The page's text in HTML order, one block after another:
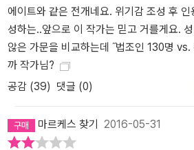
어려서부터 인문고전 독서교육을 받았고
드워즈 가문 5대와 동시기 같은 경제력을
비교한 뉴욕시 교육위원회의 조사 결과를
개인의 삶뿐 아니라 가문과 나라의 운명을
다. “무언가 세상이 잘못되었다고 느껴지거든 낙담하거나 한탄할 시
간에 인문고전을 펴길 권한다. 천 년이 넘
실컷 먹이기를 권한다. 그러면 언젠가 반드
로 변하고, 당신 가문에 인문고전 독서의 전
에이트와 같은 전개네요. 위기감 조성 후
성하는..앞으로 이 작가는 믿고 거를게요.
않은 가문을 비교하는데 ˝법조인 130명 vs.
까 작가님?
공감 (39) 댓글 (0)
마르케스 찾기 2016-05-31